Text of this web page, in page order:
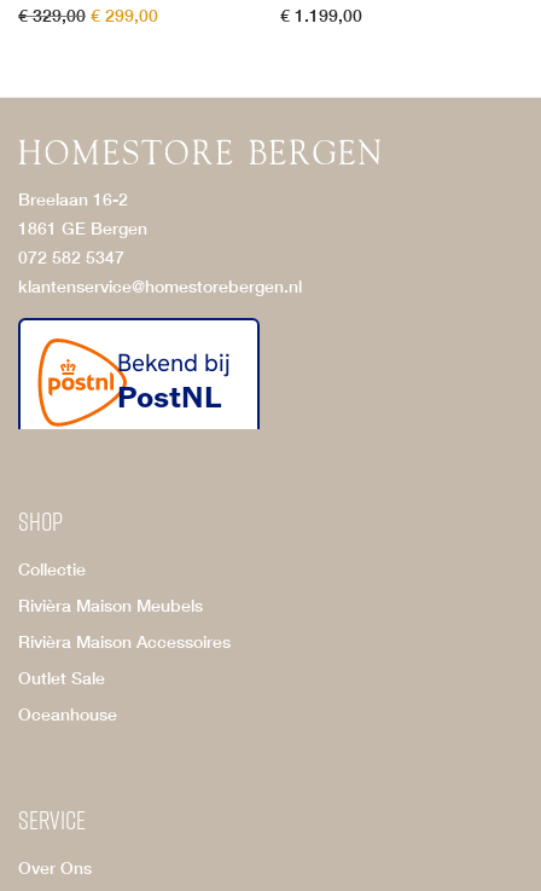
€329,00 Oorspronkelijke prijs was: € 329,00.
€ 299,00Huidige prijs is: € 299,00.
€ 1.199,00
Breelaan 16-2
1861 GE Bergen
072 582 5347
klantenservice@homestorebergen.nl
Shop
Collectie
Rivièra Maison Meubels
Rivièra Maison Accessoires
Outlet Sale
Oceanhouse
Service
Over Ons